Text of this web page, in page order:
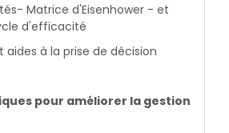
Matrice d'Eisenhower - et
d'efficacité
à la prise de décision
pour améliorer la gestion